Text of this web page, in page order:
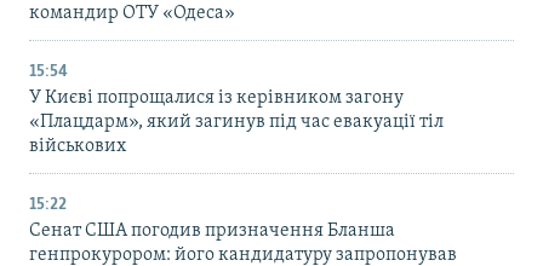
командир ОТУ «Одеса»
15:54
У Києві попрощалися із керівником загону
«Плацдарм», який загинув під час евакуації тіл
військових
15:22
Сенат США погодив призначення Бланша
генпрокурором: його кандидатуру запропонував